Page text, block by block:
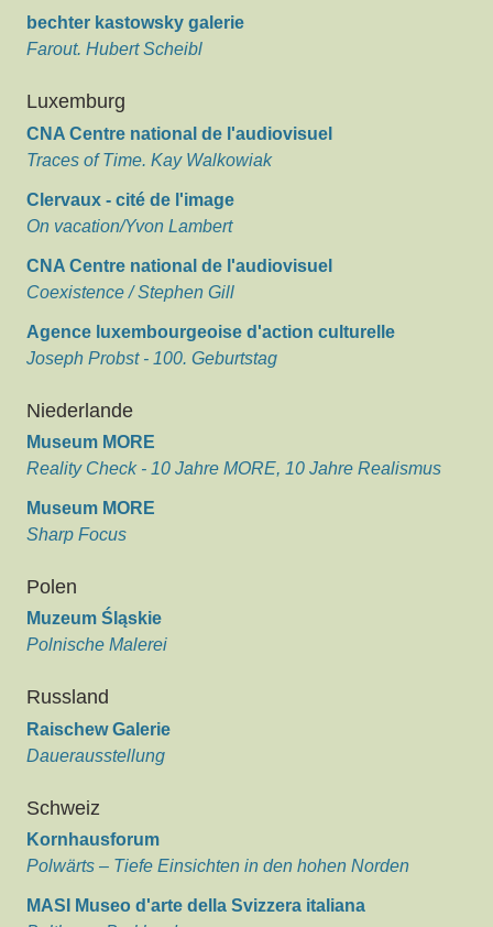
bechter kastowsky galerie
Farout. Hubert Scheibl
Luxemburg
CNA Centre national de l'audiovisuel
Traces of Time. Kay Walkowiak
Clervaux - cité de l'image
On vacation/Yvon Lambert
CNA Centre national de l'audiovisuel
Coexistence / Stephen Gill
Agence luxembourgeoise d'action culturelle
Joseph Probst - 100. Geburtstag
Niederlande
Museum MORE
Reality Check - 10 Jahre MORE, 10 Jahre Realismus
Museum MORE
Sharp Focus
Polen
Muzeum Śląskie
Polnische Malerei
Russland
Raischew Galerie
Dauerausstellung
Schweiz
Kornhausforum
Polwärts – Tiefe Einsichten in den hohen Norden
MASI Museo d'arte della Svizzera italiana